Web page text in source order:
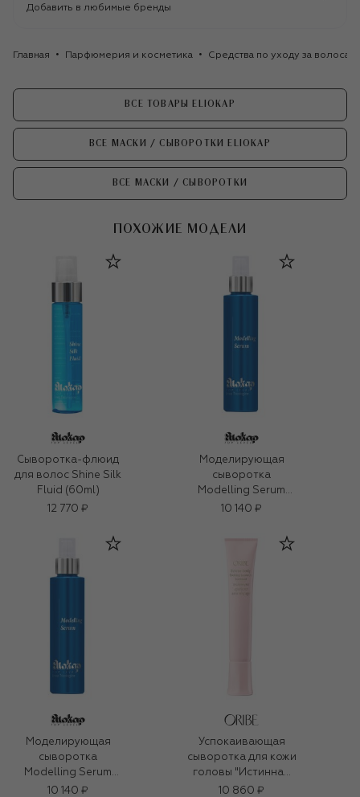
Добавить в любимые бренды
Главная Парфюмерия и косметика Средства по уходу за
ВСЕ ТОВАРЫ ELIOKAP
ВСЕ МАСКИ / СЫВОРОТКИ ELIOKAP
ВСЕ МАСКИ / СЫВОРОТКИ
ПОХОЖИЕ МОДЕЛИ
Сыворотка-флюид
для волос Shine Silk
Fluid (60ml)
12 770 ₽
Моделирующая
сыворотка
Modelling Serum
(150ml)
10 140 ₽
Моделирующая
сыворотка
Modelling Serum
(150ml)
10 140 ₽
Успокаивающая
сыворотка для кожи
головы "Истинная
гармония" (50ml)
10 860 ₽